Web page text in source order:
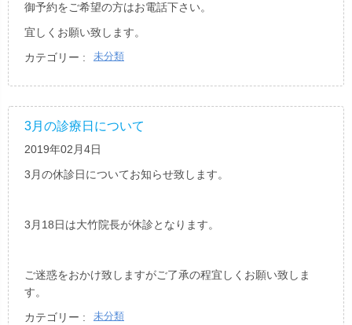
御予約をご希望の方はお電話下さい。
宜しくお願い致します。
カテゴリー :
未分類
3月の診療日について
2019年02月4日
3月の休診日についてお知らせ致します。
3月18日は大竹院長が休診となります。
ご迷惑をおかけ致しますがご了承の程宜しくお願い致しま
す。
カテゴリー :
未分類